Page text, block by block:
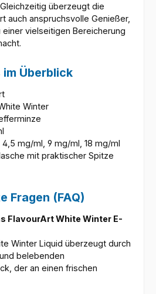
überzeugt die
auch anspruchsvolle Genießer,
vielseitigen Bereicherung
Überblick
Winter
4,5 mg/ml, 9 mg/ml, 18 mg/ml
mit praktischer Spitze
Fragen (FAQ)
FlavourArt White Winter E-
Winter Liquid überzeugt durch
belebenden
der an einen frischen